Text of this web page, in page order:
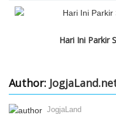
Hari Ini Parkir
Author:
JogjaLand